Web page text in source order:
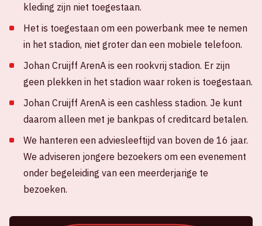
kleding zijn niet toegestaan.
Het is toegestaan om een powerbank mee te nemen
in het stadion, niet groter dan een mobiele telefoon.
Johan Cruijff ArenA is een rookvrij stadion. Er zijn
geen plekken in het stadion waar roken is toegestaan.
Johan Cruijff ArenA is een cashless stadion. Je kunt
daarom alleen met je bankpas of creditcard betalen.
We hanteren een adviesleeftijd van boven de 16 jaar.
We adviseren jongere bezoekers om een evenement
onder begeleiding van een meerderjarige te
bezoeken.